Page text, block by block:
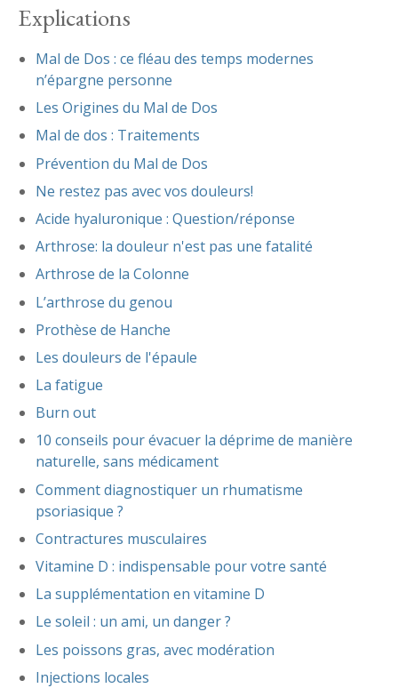
Explications
Mal de Dos : ce fléau des temps modernes
n’épargne personne
Les Origines du Mal de Dos
Mal de dos : Traitements
Prévention du Mal de Dos
Ne restez pas avec vos douleurs!
Acide hyaluronique : Question/réponse
Arthrose: la douleur n'est pas une fatalité
Arthrose de la Colonne
L’arthrose du genou
Prothèse de Hanche
Les douleurs de l'épaule
La fatigue
Burn out
10 conseils pour évacuer la déprime de manière
naturelle, sans médicament
Comment diagnostiquer un rhumatisme
psoriasique ?
Contractures musculaires
Vitamine D : indispensable pour votre santé
La supplémentation en vitamine D
Le soleil : un ami, un danger ?
Les poissons gras, avec modération
Injections locales